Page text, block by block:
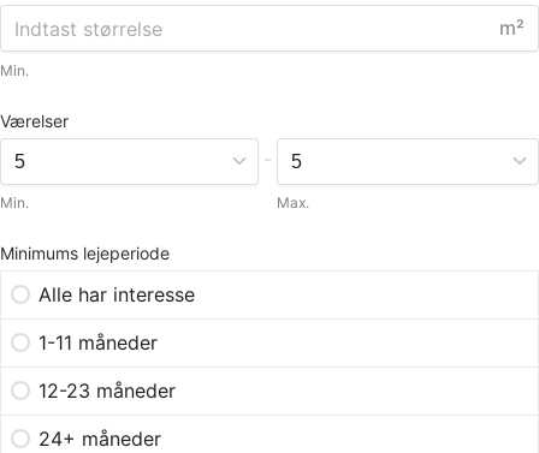
m²
Min.
Værelser
Min.
-
Max.
Minimums lejeperiode
Alle har interesse
1-11 måneder
12-23 måneder
24+ måneder